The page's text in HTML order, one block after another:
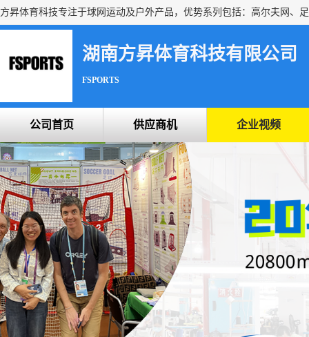
湖南方昇体育科技有限公司
FSPORTS
公司首页 供应商机 企业视频